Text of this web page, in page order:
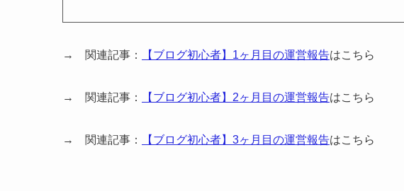
→ 関連記事： 【ブログ初心者】1ヶ月目の運営報告はこちら
→ 関連記事： 【ブログ初心者】2ヶ月目の運営報告はこちら
→ 関連記事： 【ブログ初心者】3ヶ月目の運営報告はこちら